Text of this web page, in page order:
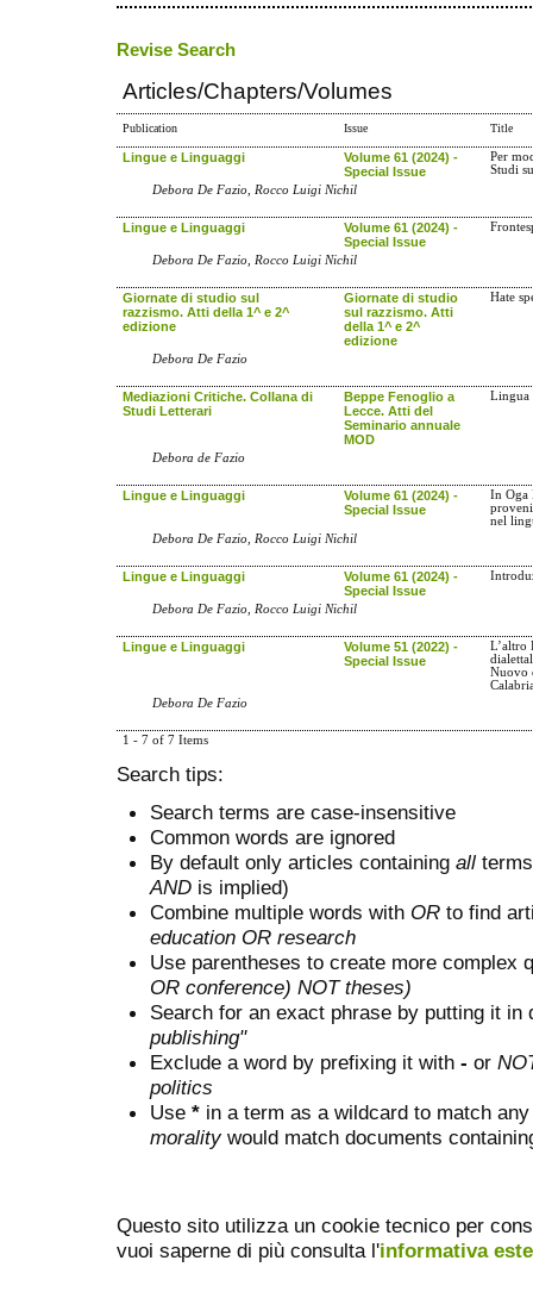
Revise Search
Articles/Chapters/Volumes
Publication Issue Title
Lingue e Linguaggi
Volume 61 (2024) -
Special Issue
Per
Studi
Debora De Fazio, Rocco Luigi Nichil
Lingue e Linguaggi
Volume 61 (2024) -
Special Issue
Debora De Fazio, Rocco Luigi Nichil
Giornate di studio sul
razzismo. Atti della 1^ e 2^
edizione
Giornate di studio
sul razzismo. Atti
della 1^ e 2^
edizione
Hate
Debora De Fazio
Mediazioni Critiche. Collana di
Studi Letterari
Beppe Fenoglio a
Lecce. Atti del
Seminario annuale
MOD
Lingua
Debora de Fazio
Lingue e Linguaggi
Volume 61 (2024) -
Special Issue
In Oga
nel
Debora De Fazio, Rocco Luigi Nichil
Lingue e Linguaggi
Volume 61 (2024) -
Special Issue
Debora De Fazio, Rocco Luigi Nichil
Lingue e Linguaggi
Volume 51 (2022) -
Special Issue
L’altro
Nuovo
Debora De Fazio
1 - 7 of 7 Items
Search tips:
Search terms are case-insensitive
Common words are ignored
By default only articles containing all
AND is implied)
Combine multiple words with OR to find
education OR research
Use parentheses to create more complex
OR conference) NOT theses)
Search for an exact phrase by putting it
publishing"
Exclude a word by prefixing it with - or
politics
Use * in a term as a wildcard to match
moralitywould match documents
Questo sito utilizza un cookie tecnico per
vuoi saperne di più consulta l'informativa